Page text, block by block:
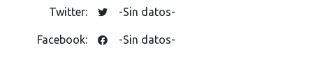
Twitter: -Sin datos-
Facebook: -Sin datos-